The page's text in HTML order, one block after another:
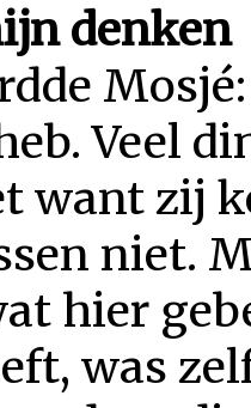
denken
Veel
want zij
niet.
hier
was